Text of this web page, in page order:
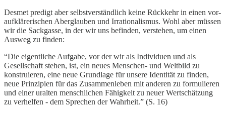
Desmet predigt aber selbstverständlich keine Rückkehr in einen vor-
aufklärerischen Aberglauben und Irrationalismus. Wohl aber müssen
wir die Sackgasse, in der wir uns befinden, verstehen, um einen
Ausweg zu finden:
“Die eigentliche Aufgabe, vor der wir als Individuen und als
Gesellschaft stehen, ist, ein neues Menschen- und Weltbild zu
konstruieren, eine neue Grundlage für unsere Identität zu finden,
neue Prinzipien für das Zusammenleben mit anderen zu formulieren
und einer uralten menschlichen Fähigkeit zu neuer Wertschätzung
zu verhelfen - dem Sprechen der Wahrheit.” (S. 16)